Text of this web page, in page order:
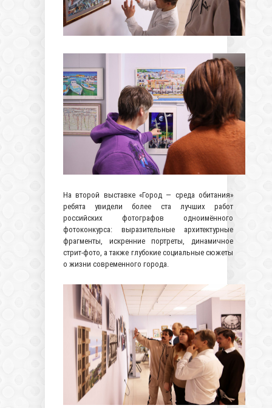
На второй выставке «Город — среда обитания»
ребята увидели более ста лучших работ
российских фотографов одноимённого
фотоконкурса: выразительные архитектурные
фрагменты, искренние портреты, динамичное
стрит-фото, а также глубокие социальные сюжеты
о жизни современного города.